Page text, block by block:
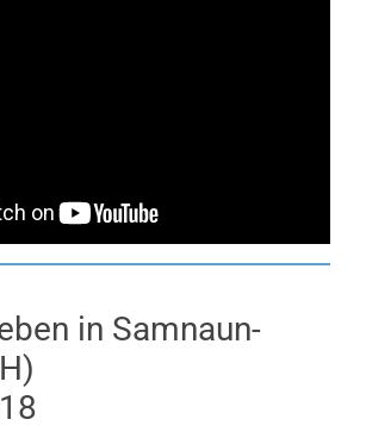
in Samnaun-